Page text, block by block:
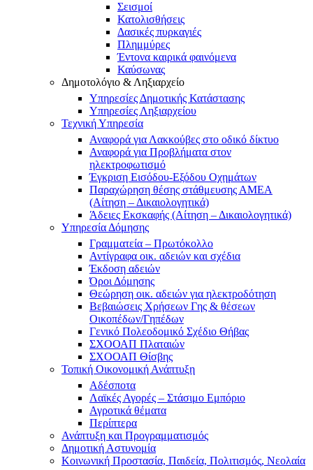
Σεισμοί
Κατολισθήσεις
Δασικές πυρκαγιές
Πλημμύρες
Έντονα καιρικά φαινόμενα
Καύσωνας
Δημοτολόγιο & Ληξιαρχείο
Υπηρεσίες Δημοτικής Κατάστασης
Υπηρεσίες Ληξιαρχείου
Τεχνική Υπηρεσία
Αναφορά για Λακκούβες στο οδικό δίκτυο
Αναφορά για Προβλήματα στον
ηλεκτροφωτισμό
Έγκριση Εισόδου-Εξόδου Οχημάτων
Παραχώρηση θέσης στάθμευσης ΑΜΕΑ
(Αίτηση – Δικαιολογητικά)
Άδειες Εκσκαφής (Αίτηση – Δικαιολογητικά)
Υπηρεσία Δόμησης
Γραμματεία – Πρωτόκολλο
Αντίγραφα οικ. αδειών και σχέδια
Έκδοση αδειών
Όροι Δόμησης
Θεώρηση οικ. αδειών για ηλεκτροδότηση
Βεβαιώσεις Χρήσεων Γης & θέσεων
Οικοπέδων/Γηπέδων
Γενικό Πολεοδομικό Σχέδιο Θήβας
ΣΧΟΟΑΠ Πλαταιών
ΣΧΟΟΑΠ Θίσβης
Τοπική Οικονομική Ανάπτυξη
Αδέσποτα
Λαϊκές Αγορές – Στάσιμο Εμπόριο
Αγροτικά θέματα
Περίπτερα
Ανάπτυξη και Προγραμματισμός
Δημοτική Αστυνομία
Κοινωνική Προστασία, Παιδεία, Πολιτισμός, Νεολαία